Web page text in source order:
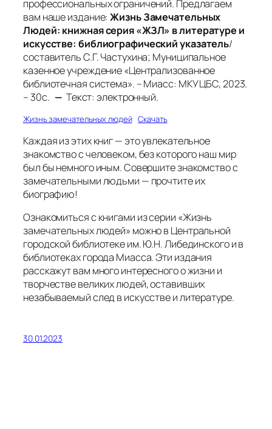
профессиональных ограничений. Предлагаем
вам наше издание:Жизнь Замечательных
Людей: книжная серия «ЖЗЛ» в литературе и
искусстве: библиографический указатель/
составитель С.Г. Частухина; Муниципальное
казенное учреждение «Централизованное
библиотечная система». – Миасс: МКУ ЦБС, 2023.
– 30с. — Текст: электронный.
Жизнь замечательных людей Скачать
Каждая из этих книг — это увлекательное
знакомство с человеком, без которого наш мир
был бы немного иным. Совершите знакомство с
замечательными людьми — прочтите их
биографию!
Ознакомиться с книгами из серии «Жизнь
замечательных людей» можно в Центральной
городской библиотеке им. Ю.Н. Либединского и в
библиотеках города Миасса. Эти издания
расскажут вам много интересного о жизни и
творчестве великих людей, оставивших
незабываемый след в искусстве и литературе.
30.01.2023